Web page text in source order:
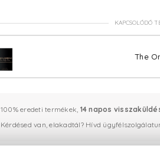
KAPCSOLÓDÓ
The
100% eredeti termékek, 14 napos
Kérdésed van, elakadtál? Hívd